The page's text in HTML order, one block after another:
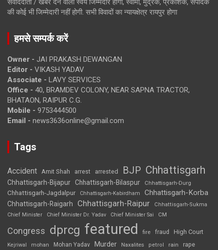
संवाददाता / खबर देने वाला स्वयं जिम्मेदार होगा, स्वामी, मुद्रक, प्रकाशक, संपादक
की कोई भी जिम्मेदारी नहीं होगी. सभी विवादों का न्यायक्षेत्र रायपुर होगा
हमसे सम्पर्क करें
Owner - JAI PRAKASH DEWANGAN
Editor - VIKASH YADAV
Associate - LAVY SERVICES
Office - 40, BRAMDEV COLONY, NEAR SAPNA TRACTOR,
BHATAON, RAIPUR C.G.
Mobile - 9753444500
Email - news3636online@gmail.com
Tags
Accident Amit Shah arrest arrested BJP Chhattisgarh
Chhattisgarh-Bijapur Chhattisgarh-Bilaspur Chhattisgarh-Durg
Chhattisgarh-Jagdalpur Chhattisgarh-Kabirdham Chhattisgarh-Korba
Chhattisgarh-Raigarh Chhattisgarh-Raipur
Chhattisgarh-Sukma
Chief Minister
Chief Minister Dr. Yadav Chief Minister Sai CM
Congress dprcg featured fire fraud High Court
Kejriwal mohan Mohan Yadav Murder Naxalites petrol rain rape